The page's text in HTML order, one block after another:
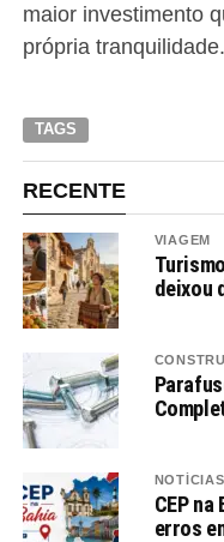
maior investimento
própria tranquilidade.
TAGS
RECENTE
VIAGEM
deixou
CEP
erros